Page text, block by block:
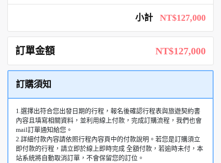
小計 NT$127,000
訂單金額 NT$127,000
訂購須知
1.選擇出符合您出發日期的行程，報名後確認行程表與旅遊契約書
內容且填寫相關資料，並利用線上付款，完成訂購流程，我們也會
mail訂單通知給您。
2.詳細付款內容請依照行程內容頁中的付款說明。若您是訂購須立
即付款的行程，請立即於線上即時完成 全額付款，若逾時未付，本
站系統將自動取消訂單，不會保留您的訂位。